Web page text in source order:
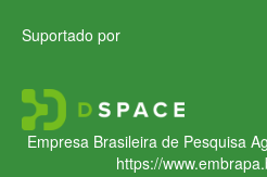
Suportado por
Empresa Brasileira de Pesquisa
https://